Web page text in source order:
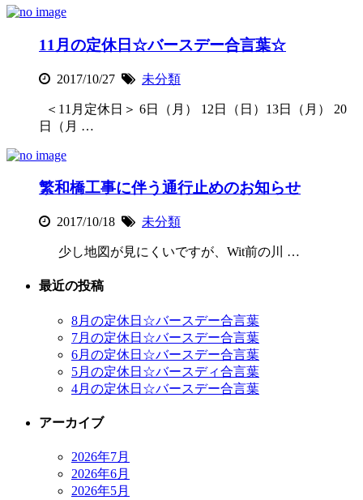
11月の定休日☆バースデー合言葉☆
2017/10/27 未分類
＜11月定休日＞ 6日（月） 12日（日）13日（月） 20
日（月 …
繁和橋工事に伴う通行止めのお知らせ
2017/10/18 未分類
少し地図が見にくいですが、Wit前の川 …
最近の投稿
8月の定休日☆バースデー合言葉
7月の定休日☆バースデー合言葉
6月の定休日☆バースデー合言葉
5月の定休日☆バースディ合言葉
4月の定休日☆バースデー合言葉
アーカイブ
2026年7月
2026年6月
2026年5月